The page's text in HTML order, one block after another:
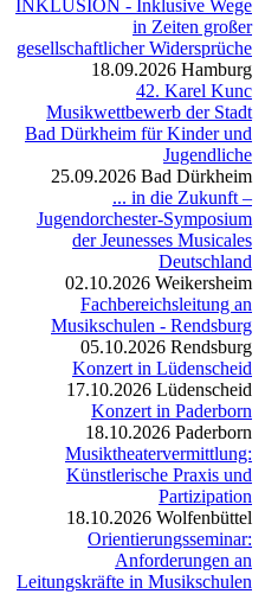
INKLUSION - Inklusive Wege
in Zeiten großer
gesellschaftlicher Widersprüche
18.09.2026 Hamburg
42. Karel Kunc
Musikwettbewerb der Stadt
Bad Dürkheim für Kinder und
Jugendliche
25.09.2026 Bad Dürkheim
... in die Zukunft –
Jugendorchester-Symposium
der Jeunesses Musicales
Deutschland
02.10.2026 Weikersheim
Fachbereichsleitung an
Musikschulen - Rendsburg
05.10.2026 Rendsburg
Konzert in Lüdenscheid
17.10.2026 Lüdenscheid
Konzert in Paderborn
18.10.2026 Paderborn
Musiktheatervermittlung:
Künstlerische Praxis und
Partizipation
18.10.2026 Wolfenbüttel
Orientierungsseminar:
Anforderungen an
Leitungskräfte in Musikschulen